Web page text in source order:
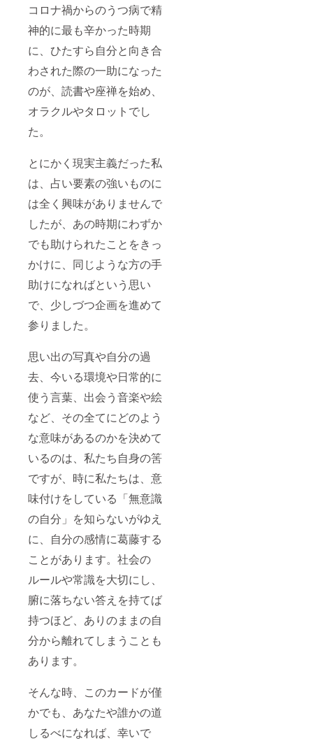
コロナ禍からのうつ病で精
神的に最も辛かった時期
に、ひたすら自分と向き合
わされた際の一助になった
のが、読書や座禅を始め、
オラクルやタロットでし
た。
とにかく現実主義だった私
は、占い要素の強いものに
は全く興味がありませんで
したが、あの時期にわずか
でも助けられたことをきっ
かけに、同じような方の手
助けになればという思い
で、少しづつ企画を進めて
参りました。
思い出の写真や自分の過
去、今いる環境や日常的に
使う言葉、出会う音楽や絵
など、その全てにどのよう
な意味があるのかを決めて
いるのは、私たち自身の筈
ですが、時に私たちは、意
味付けをしている「無意識
の自分」を知らないがゆえ
に、自分の感情に葛藤する
ことがあります。社会の
ルールや常識を大切にし、
腑に落ちない答えを持てば
持つほど、ありのままの自
分から離れてしまうことも
あります。
そんな時、このカードが僅
かでも、あなたや誰かの道
しるべになれば、幸いで